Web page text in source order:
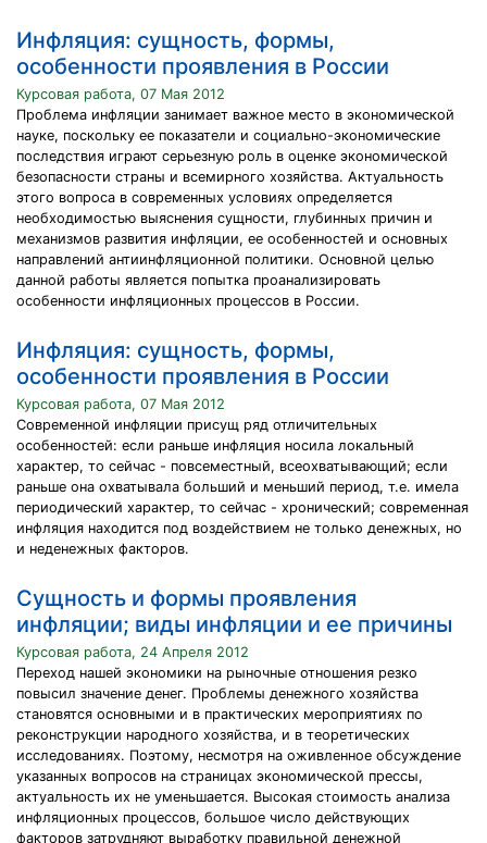
Инфляция: сущность, формы,
особенности проявления в России
Курсовая работа, 07 Мая 2012
Проблема инфляции занимает важное место в экономической
науке, поскольку ее показатели и социально-экономические
последствия играют серьезную роль в оценке экономической
безопасности страны и всемирного хозяйства. Актуальность
этого вопроса в современных условиях определяется
необходимостью выяснения сущности, глубинных причин и
механизмов развития инфляции, ее особенностей и основных
направлений антиинфляционной политики. Основной целью
данной работы является попытка проанализировать
особенности инфляционных процессов в России.
Инфляция: сущность, формы,
особенности проявления в России
Курсовая работа, 07 Мая 2012
Современной инфляции присущ ряд отличительных
особенностей: если раньше инфляция носила локальный
характер, то сейчас - повсеместный, всеохватывающий; если
раньше она охватывала больший и меньший период, т.е. имела
периодический характер, то сейчас - хронический; современная
инфляция находится под воздействием не только денежных, но
и неденежных факторов.
Сущность и формы проявления
инфляции; виды инфляции и ее причины
Курсовая работа, 24 Апреля 2012
Переход нашей экономики на рыночные отношения резко
повысил значение денег. Проблемы денежного хозяйства
становятся основными и в практических мероприятиях по
реконструкции народного хозяйства, и в теоретических
исследованиях. Поэтому, несмотря на оживленное обсуждение
указанных вопросов на страницах экономической прессы,
актуальность их не уменьшается. Высокая стоимость анализа
инфляционных процессов, большое число действующих
факторов затрудняют выработку правильной денежной